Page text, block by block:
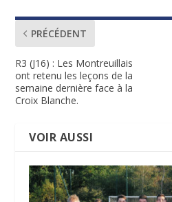
PRÉCÉDENT
R3 (J16) : Les Montreuillais
ont retenu les leçons de la
semaine dernière face à la
Croix Blanche.
VOIR AUSSI